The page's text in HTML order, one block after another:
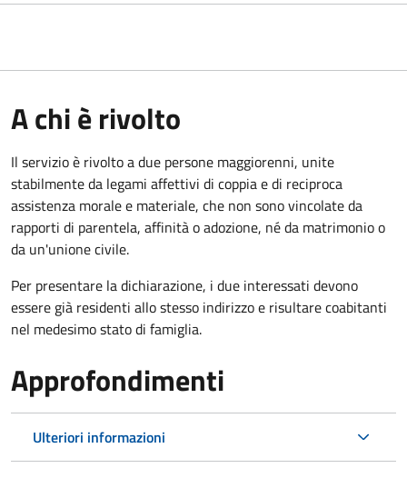
A chi è rivolto
Il servizio è rivolto a due persone maggiorenni, unite
stabilmente da legami affettivi di coppia e di reciproca
assistenza morale e materiale, che non sono vincolate da
rapporti di parentela, affinità o adozione, né da matrimonio o
da un'unione civile.
Per presentare la dichiarazione, i due interessati devono
essere già residenti allo stesso indirizzo e risultare coabitanti
nel medesimo stato di famiglia.
Approfondimenti
Ulteriori informazioni